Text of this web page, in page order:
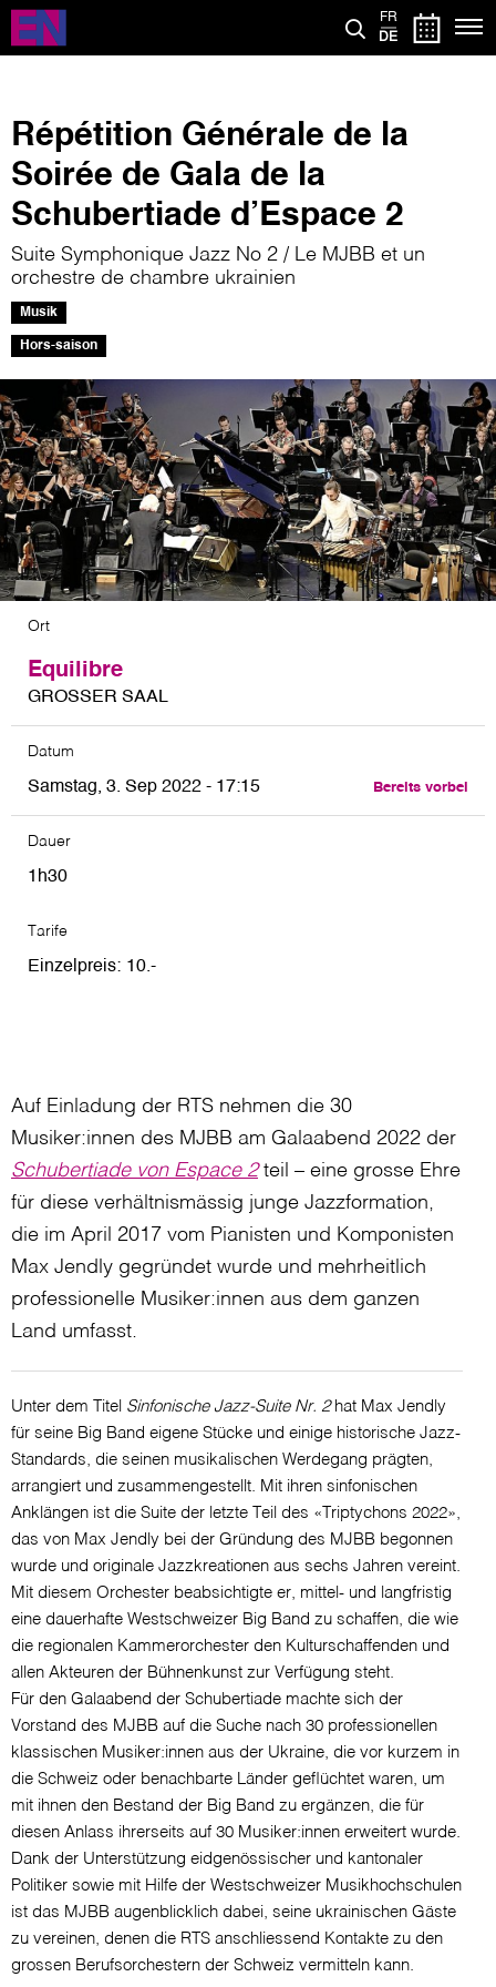
Direkt
zum
Inhalt
FR
DE
Répétition Générale de la
Soirée de Gala de la
Schubertiade d’Espace 2
Suite Symphonique Jazz No 2 / Le MJBB et un
orchestre de chambre ukrainien
Musik
Hors-saison
Ort
Equilibre
GROSSER SAAL
Datum
Samstag, 3. Sep 2022 - 17:15 Bereits vorbei
Dauer
1h30
Tarife
Einzelpreis 10
Auf Einladung der RTS nehmen die 30
Musiker:innen des MJBB am Galaabend 2022 der
Schubertiade von Espace 2teil – eine grosse Ehre
für diese verhältnismässig junge Jazzformation,
die im April 2017 vom Pianisten und Komponisten
Max Jendly gegründet wurde und mehrheitlich
professionelle Musiker:innen aus dem ganzen
Land umfasst.
Unter dem Titel Sinfonische Jazz-Suite Nr. 2hat Max Jendly
für seine Big Band eigene Stücke und einige historische Jazz-
Standards, die seinen musikalischen Werdegang prägten,
arrangiert und zusammengestellt. Mit ihren sinfonischen
Anklängen ist die Suite der letzte Teil des «Triptychons 2022»,
das von Max Jendly bei der Gründung des MJBB begonnen
wurde und originale Jazzkreationen aus sechs Jahren vereint.
Mit diesem Orchester beabsichtigte er, mittel- und langfristig
eine dauerhafte Westschweizer Big Band zu schaffen, die wie
die regionalen Kammerorchester den Kulturschaffenden und
allen Akteuren der Bühnenkunst zur Verfügung steht.
Für den Galaabend der Schubertiade machte sich der
Vorstand des MJBB auf die Suche nach 30 professionellen
klassischen Musiker:innen aus der Ukraine, die vor kurzem in
die Schweiz oder benachbarte Länder geflüchtet waren, um
mit ihnen den Bestand der Big Band zu ergänzen, die für
diesen Anlass ihrerseits auf 30 Musiker:innen erweitert wurde.
Dank der Unterstützung eidgenössischer und kantonaler
Politiker sowie mit Hilfe der Westschweizer Musikhochschulen
ist das MJBB augenblicklich dabei, seine ukrainischen Gäste
zu vereinen, denen die RTS anschliessend Kontakte zu den
grossen Berufsorchestern der Schweiz vermitteln kann.